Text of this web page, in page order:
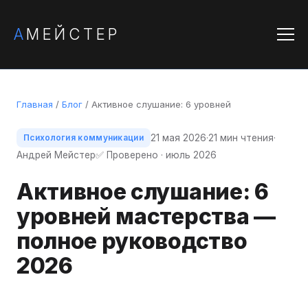
АМЕЙСТЕР
Главная / Блог / Активное слушание: 6 уровней
Психология коммуникации 21 мая 2026·21 мин чтения·
Андрей Мейстер✅ Проверено · июль 2026
Активное слушание: 6
уровней мастерства —
полное руководство
2026